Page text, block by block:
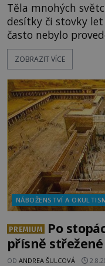
Těla mnohých
desítky či stovky
často nebylo
pokusy o
považovány za
osobností ochraňují? Na hřbitově u
Milosrdných
ZOBRAZIT VÍCE
NÁBOŽENSTVÍ A
PREMIUM
Po
přísně
OD ANDREA ŠULCOVÁ